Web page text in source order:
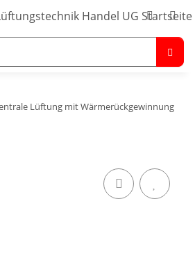
Lüftung mit Wärmerückgewinnung